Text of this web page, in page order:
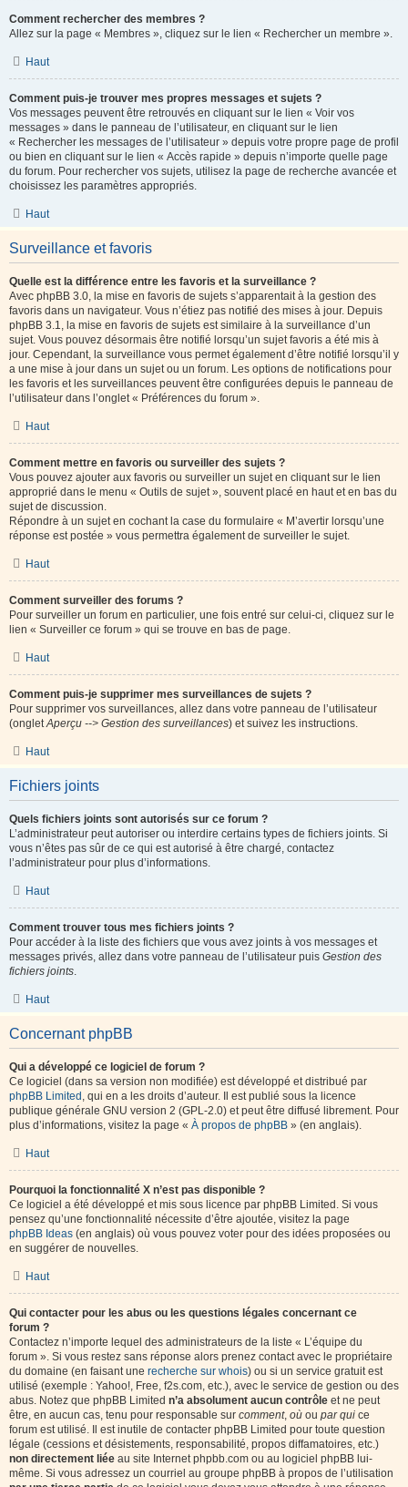
Comment rechercher des membres ?
Allez sur la page « Membres », cliquez sur le lien « Rechercher un membre ».
Haut
Comment puis-je trouver mes propres messages et sujets ?
Vos messages peuvent être retrouvés en cliquant sur le lien « Voir vos
messages » dans le panneau de l’utilisateur, en cliquant sur le lien
« Rechercher les messages de l’utilisateur » depuis votre propre page de profil
ou bien en cliquant sur le lien « Accès rapide » depuis n’importe quelle page
du forum. Pour rechercher vos sujets, utilisez la page de recherche avancée et
choisissez les paramètres appropriés.
Haut
Surveillance et favoris
Quelle est la différence entre les favoris et la surveillance ?
Avec phpBB 3.0, la mise en favoris de sujets s’apparentait à la gestion des
favoris dans un navigateur. Vous n’étiez pas notifié des mises à jour. Depuis
phpBB 3.1, la mise en favoris de sujets est similaire à la surveillance d’un
sujet. Vous pouvez désormais être notifié lorsqu’un sujet favoris a été mis à
jour. Cependant, la surveillance vous permet également d’être notifié lorsqu’il y
a une mise à jour dans un sujet ou un forum. Les options de notifications pour
les favoris et les surveillances peuvent être configurées depuis le panneau de
l’utilisateur dans l’onglet « Préférences du forum ».
Haut
Comment mettre en favoris ou surveiller des sujets ?
Vous pouvez ajouter aux favoris ou surveiller un sujet en cliquant sur le lien
approprié dans le menu « Outils de sujet », souvent placé en haut et en bas du
sujet de discussion.
Répondre à un sujet en cochant la case du formulaire « M’avertir lorsqu’une
réponse est postée » vous permettra également de surveiller le sujet.
Haut
Comment surveiller des forums ?
Pour surveiller un forum en particulier, une fois entré sur celui-ci, cliquez sur le
lien « Surveiller ce forum » qui se trouve en bas de page.
Haut
Comment puis-je supprimer mes surveillances de sujets ?
Pour supprimer vos surveillances, allez dans votre panneau de l’utilisateur
(ongletAperçu --> Gestion des surveillances) et suivez les instructions.
Haut
Fichiers joints
Quels fichiers joints sont autorisés sur ce forum ?
L’administrateur peut autoriser ou interdire certains types de fichiers joints. Si
vous n’êtes pas sûr de ce qui est autorisé à être chargé, contactez
l’administrateur pour plus d’informations.
Haut
Comment trouver tous mes fichiers joints ?
Pour accéder à la liste des fichiers que vous avez joints à vos messages et
messages privés, allez dans votre panneau de l’utilisateur puis Gestion des
fichiers joints.
Haut
Concernant phpBB
Qui a développé ce logiciel de forum ?
Ce logiciel (dans sa version non modifiée) est développé et distribué par
phpBB Limited , qui en a les droits d’auteur. Il est publié sous la licence
publique générale GNU version 2 (GPL-2.0) et peut être diffusé librement. Pour
plus d’informations, visitez la page « À propos de phpBB » (en anglais).
Haut
Pourquoi la fonctionnalité X n’est pas disponible ?
Ce logiciel a été développé et mis sous licence par phpBB Limited. Si vous
pensez qu’une fonctionnalité nécessite d’être ajoutée, visitez la page
phpBB Ideas (en anglais) où vous pouvez voter pour des idées proposées ou
en suggérer de nouvelles.
Haut
Qui contacter pour les abus ou les questions légales concernant ce
forum ?
Contactez n’importe lequel des administrateurs de la liste « L’équipe du
forum ». Si vous restez sans réponse alors prenez contact avec le propriétaire
du domaine (en faisant une recherche sur whois) ou si un service gratuit est
utilisé (exemple : Yahoo!, Free, f2s.com, etc.), avec le service de gestion ou des
abus. Notez que phpBB Limited n’a absolument aucun contrôle et ne peut
être, en aucun cas, tenu pour responsable sur comment, où ou par qui ce
forum est utilisé. Il est inutile de contacter phpBB Limited pour toute question
légale (cessions et désistements, responsabilité, propos diffamatoires, etc.)
non directement liée au site Internet phpbb.com ou au logiciel phpBB lui-
même. Si vous adressez un courriel au groupe phpBB à propos de l’utilisation